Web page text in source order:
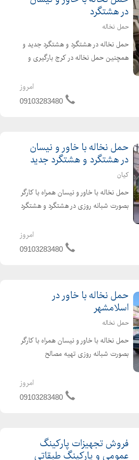
در هشتگرد
حمل نخاله
حمل نخاله در هشتگرد و هشتگرد جدید و
همچنین حمل نخاله در کرج بارگیری و
همراه با کارگران ماهر بصورت شبانه روزی
اجاره بابکت، کندن استخر فروش انواع
امروز
09103283480
حمل نخاله با خاور و نیسان
در هشتگرد و هشتگرد جدید
کیان
حمل نخاله با خاور و نیسان همراه با کارگر
بصورت شبانه روزی در هشتگرد و هشتگرد
کندن استخر با بابکت محوطه سازی باامروز
09103283480
حمل نخاله با خاور در
اسلامشهر
حمل نخاله
حمل نخاله با خاور و نیسان همراه با کارگر
بصورت شبانه روزی تهیه مصالح
و.....با قیمت مناسب و سریعترین زمان
ممکن در اسلامشهر گلستان زرافشان باغ
امروز
09103283480
فروش تجهیزات پارکینگ
عمومی و پارکینگ طبقاتی